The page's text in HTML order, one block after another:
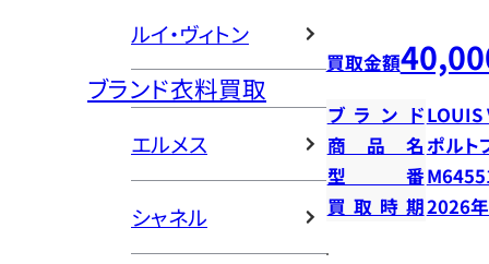
ルイ・ヴィトン
ブランド衣料買取
エルメス
シャネル
買取金額
ブランドLOUIS
商品名ポルト
型番
買取時期2026